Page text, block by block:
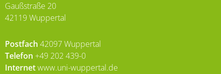
Gaußstraße 20
42119 Wuppertal
Postfach 42097 Wuppertal
Telefon +49 202 439-0
Internetwww.uni-wuppertal.de